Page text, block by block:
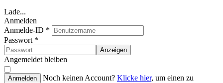
Lade...
Anmelden
Anmelde-ID *
Passwort *
Anzeigen
Angemeldet bleiben
Anmelden Noch keinen Account? Klicke hier, um einen zu